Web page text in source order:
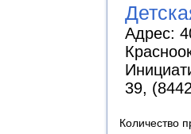
Адрес:
39,
Количество